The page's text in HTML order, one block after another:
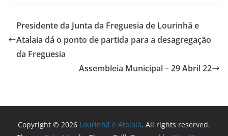
Presidente da Junta da Freguesia de Lourinhã e
Atalaia dá o ponto de partida para a desagregação
da Freguesia
Assembleia Municipal – 29 Abril 22
Copyright © 2026 Lourinhã e Atalaia. All rights reserved.